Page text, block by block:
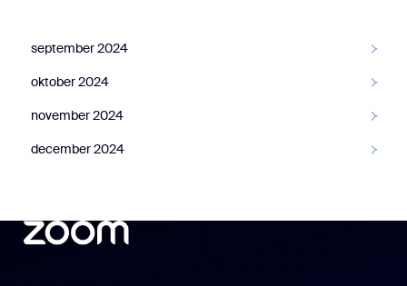
september 2024
oktober 2024
november 2024
November
december 2024